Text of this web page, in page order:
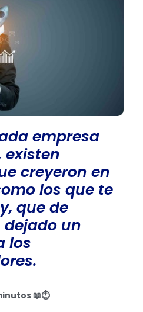
empresa
existen
creyeron en
los que te
que de
un
los
📖⏱